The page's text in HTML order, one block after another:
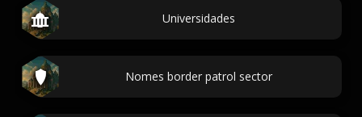
Universidades
Nomes border patrol sector